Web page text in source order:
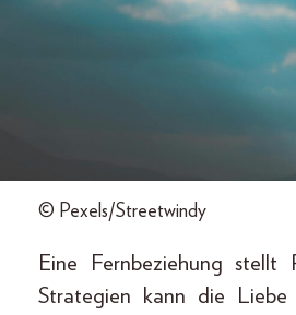
© Pexels/Streetwindy
Eine Fernbeziehung
Strategien kann die